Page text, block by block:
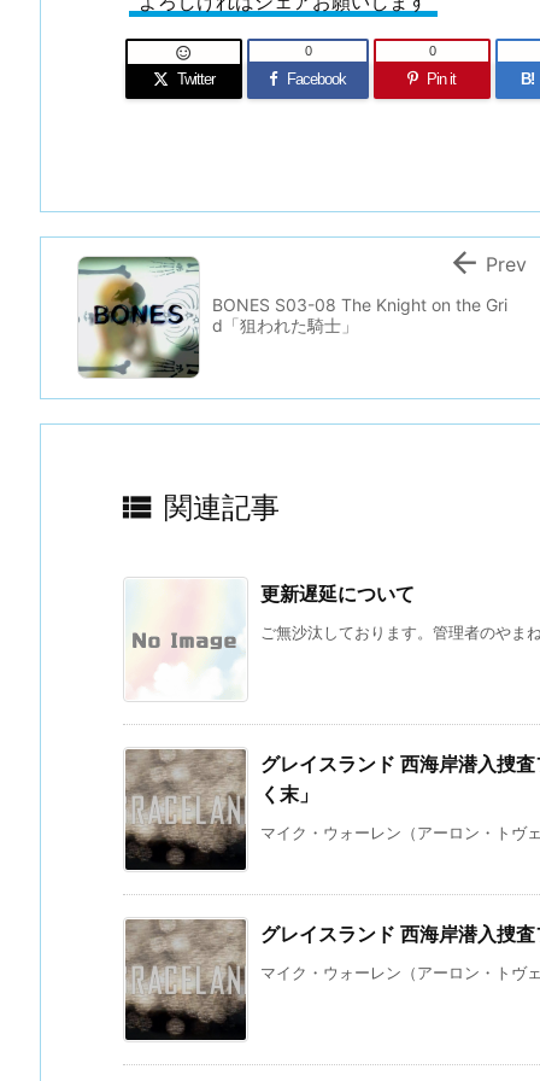
Twitter

Facebook
0
Pin it
0
B!
BONES S03-08 The Knight on the Gri
d「狙われた騎士」
 Prev
 関連記事
更新遅延について
ご無沙汰しております。管理者のやま
グレイスランド 西海岸潜入捜
く末」
マイク・ウォーレン（アーロン・トヴ
グレイスランド 西海岸潜入捜
マイク・ウォーレン（アーロン・トヴ